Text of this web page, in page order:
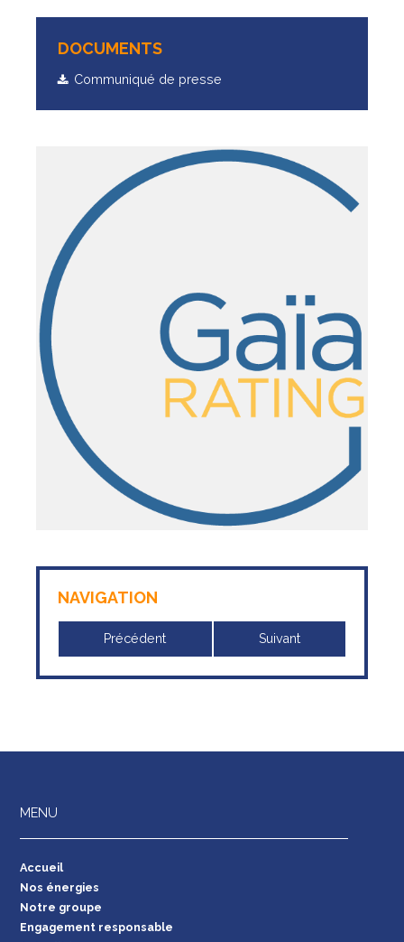
DOCUMENTS
Communiqué de presse
NAVIGATION
Précédent Suivant
MENU
Accueil
Nos énergies
Notre groupe
Engagement responsable